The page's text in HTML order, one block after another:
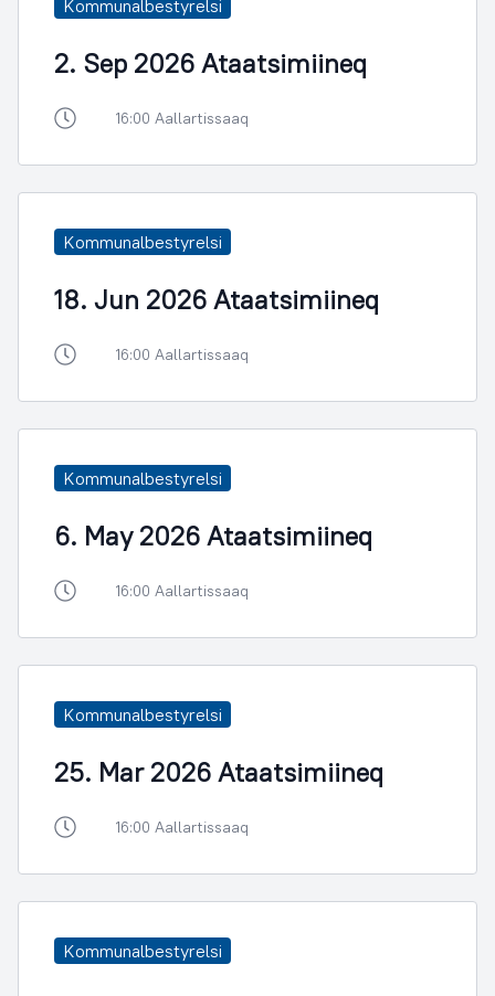
Kommunalbestyrelsi
2. Sep 2026 Ataatsimiineq
16:00 Aallartissaaq
Kommunalbestyrelsi
18. Jun 2026 Ataatsimiineq
16:00 Aallartissaaq
Kommunalbestyrelsi
6. May 2026 Ataatsimiineq
16:00 Aallartissaaq
Kommunalbestyrelsi
25. Mar 2026 Ataatsimiineq
16:00 Aallartissaaq
Kommunalbestyrelsi